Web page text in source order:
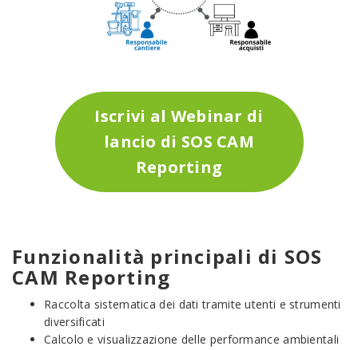
Iscrivi al Webinar di
lancio di SOS CAM
Reporting
Funzionalità principali di SOS
CAM Reporting
Raccolta sistematica dei dati tramite utenti e strumenti
diversificati
Calcolo e visualizzazione delle performance ambientali